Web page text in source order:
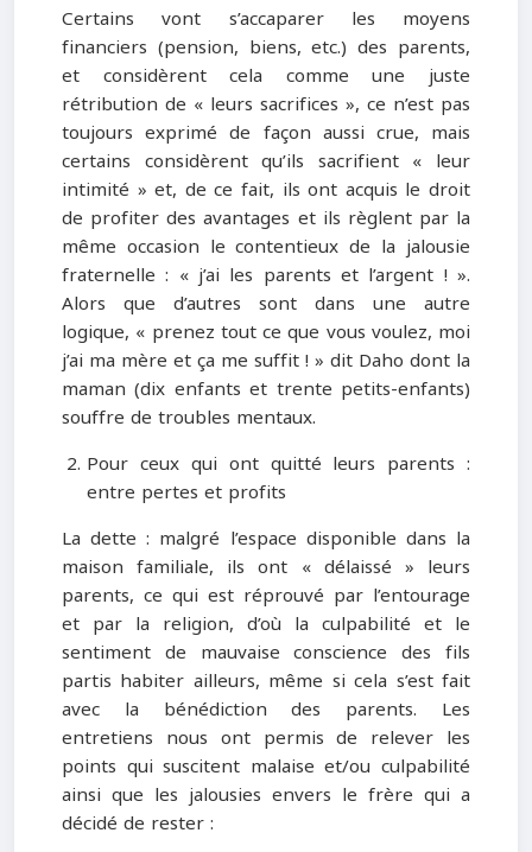
Certains vont s’accaparer les moyens
financiers (pension, biens, etc.) des parents,
et considèrent cela comme une juste
rétribution de « leurs sacrifices », ce n’est pas
toujours exprimé de façon aussi crue, mais
certains considèrent qu’ils sacrifient « leur
intimité » et, de ce fait, ils ont acquis le droit
de profiter des avantages et ils règlent par la
même occasion le contentieux de la jalousie
fraternelle : « j’ai les parents et l’argent ! ».
Alors que d’autres sont dans une autre
logique, « prenez tout ce que vous voulez, moi
j’ai ma mère et ça me suffit ! » dit Daho dont la
maman (dix enfants et trente petits-enfants)
souffre de troubles mentaux.
Pour ceux qui ont quitté leurs parents :
entre pertes et profits
La dette : malgré l’espace disponible dans la
maison familiale, ils ont « délaissé » leurs
parents, ce qui est réprouvé par l’entourage
et par la religion, d’où la culpabilité et le
sentiment de mauvaise conscience des fils
partis habiter ailleurs, même si cela s’est fait
avec la bénédiction des parents. Les
entretiens nous ont permis de relever les
points qui suscitent malaise et/ou culpabilité
ainsi que les jalousies envers le frère qui a
décidé de rester :